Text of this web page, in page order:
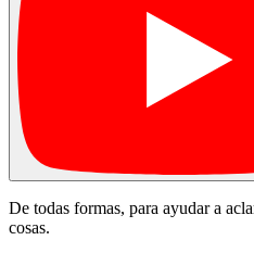
De todas formas, para ayudar a
cosas.